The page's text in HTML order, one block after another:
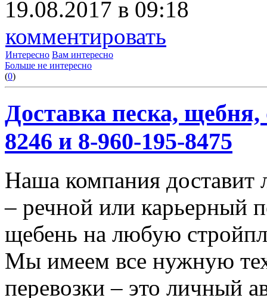
19.08.2017 в 09:18
комментировать
Интересно Вам интересно
Больше не интересно
(0)
Доставка песка, щебня,
8246 и 8-960-195-8475
Наша компания доставит
– речной или карьерный
щебень на любую
Мы имеем все нужную
перевозки – это личный